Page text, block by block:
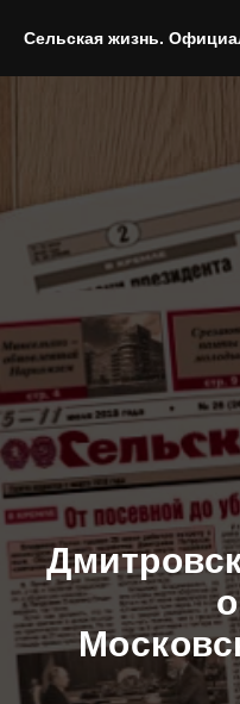
Сельская жизнь.